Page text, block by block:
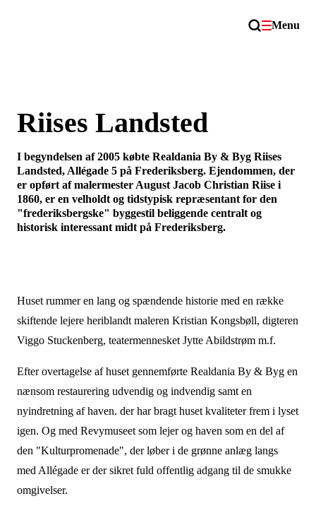
Menu
Riises Landsted
I begyndelsen af 2005 købte Realdania By & Byg Riises
Landsted, Allégade 5 på Frederiksberg. Ejendommen, der
er opført af malermester August Jacob Christian Riise i
1860, er en velholdt og tidstypisk repræsentant for den
"frederiksbergske" byggestil beliggende centralt og
historisk interessant midt på Frederiksberg.
Huset rummer en lang og spændende historie med en række
skiftende lejere heriblandt maleren Kristian Kongsbøll, digteren
Viggo Stuckenberg, teatermennesket Jytte Abildstrøm m.f.
Efter overtagelse af huset gennemførte Realdania By & Byg en
nænsom restaurering udvendig og indvendig samt en
nyindretning af haven. der har bragt huset kvaliteter frem i lyset
igen. Og med Revymuseet som lejer og haven som en del af
den "Kulturpromenade", der løber i de grønne anlæg langs
med Allégade er der sikret fuld offentlig adgang til de smukke
omgivelser.